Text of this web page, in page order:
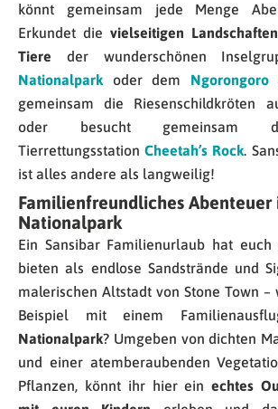
könnt gemeinsam jede Menge
Erkundet die vielseitigen Landschaften
Tiere der wunderschönen
Nationalpark oder dem Ngorongoro
gemeinsam die Riesenschildkröten
oder besucht gemeinsam
TierrettungsstationCheetah’s Rock.
ist alles andere als langweilig!
Familienfreundliches Abenteuer
Nationalpark
Ein Sansibar Familienurlaub hat
bieten als endlose Sandstrände und
malerischen Altstadt von Stone Town –
Beispiel mit einem
Nationalpark? Umgeben von dichten
und einer atemberaubenden
Pflanzen, könnt ihr hier einechtes